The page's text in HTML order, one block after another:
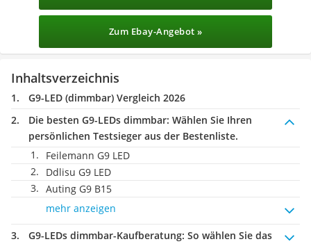
Zum Ebay-Angebot »
Inhaltsverzeichnis
G9-LED (dimmbar) Vergleich 2026
Die besten G9-LEDs dimmbar: Wählen Sie Ihren
persönlichen Testsieger aus der Bestenliste.
Feilemann G9 LED
Ddlisu G9 LED
Auting G9 B15
mehr anzeigen
G9-LEDs dimmbar-Kaufberatung: So wählen Sie das